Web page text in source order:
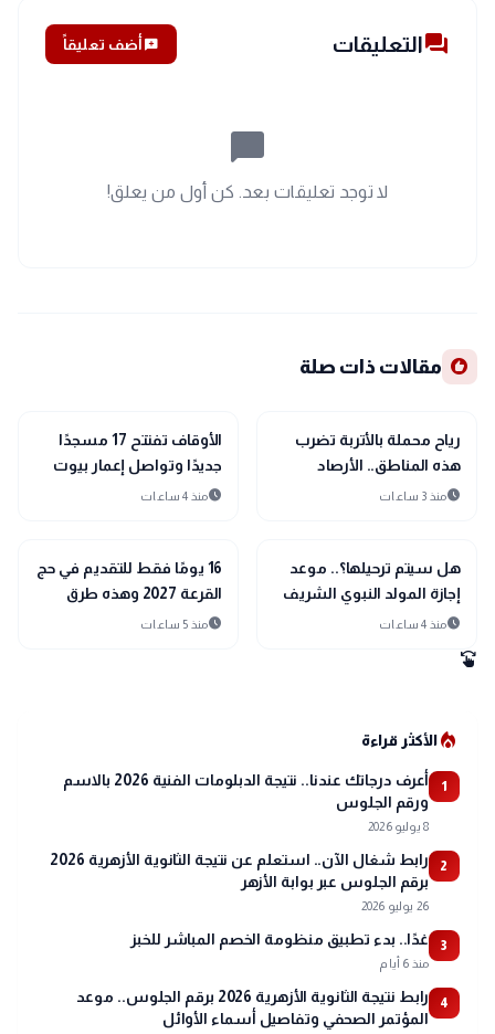
forumالتعليقات add_commentأضف تعليقاً
chat_bubble_outline
لا توجد تعليقات بعد. كن أول من يعلق!
recommend مقالات ذات صلة
interests
منوعات
رياح محملة بالأتربة تضرب
هذه المناطق.. الأرصاد
تكشف تفاصيل طقس
scheduleمنذ 3 ساعات
interests
منوعات
الأوقاف تفتتح 17 مسجدًا
جديدًا وتواصل إعمار بيوت
الله بالمحافظات
scheduleمنذ 4 ساعات
interests
منوعات
هل سيتم ترحيلها؟.. موعد
إجازة المولد النبوي الشريف
2026
scheduleمنذ 4 ساعات
interests
منوعات
16 يومًا فقط للتقديم في حج
القرعة 2027 وهذه طرق
التسجيل الرسمية
scheduleمنذ 5 ساعات
swipe
local_fire_departmentالأكثر قراءة
1
أعرف درجاتك عندنا.. نتيجة الدبلومات الفنية 2026 بالاسم
ورقم الجلوس
8 يوليو 2026
2
رابط شغال الآن.. استعلم عن نتيجة الثانوية الأزهرية 2026
برقم الجلوس عبر بوابة الأزهر
26 يوليو 2026
3 غدًا.. بدء تطبيق منظومة الخصم المباشر للخبز
منذ 6 أيام
4
رابط نتيجة الثانوية الأزهرية 2026 برقم الجلوس.. موعد
المؤتمر الصحفي وتفاصيل أسماء الأوائل